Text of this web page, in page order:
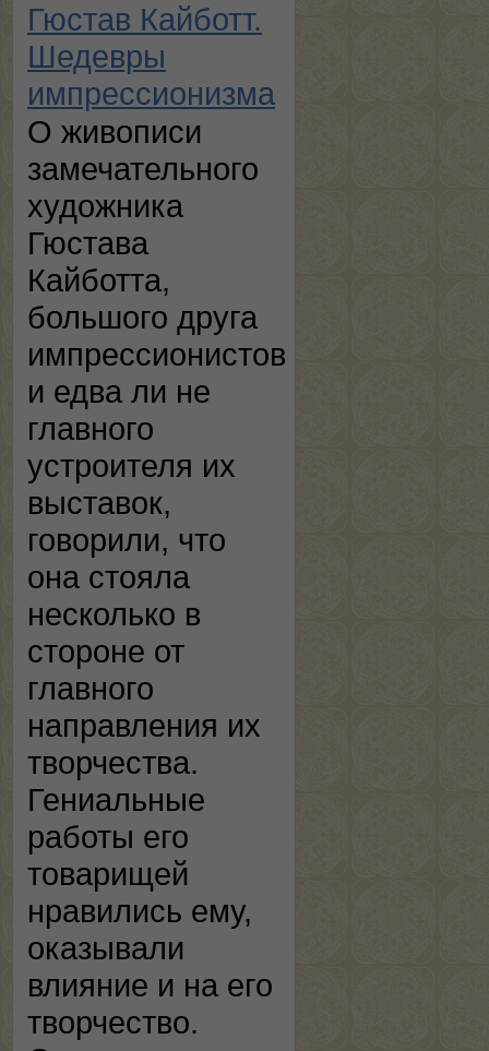
Гюстав Кайботт.
Шедевры
импрессионизма
О живописи
замечательного
художника
Гюстава
Кайботта,
большого друга
импрессионистов
и едва ли не
главного
устроителя их
выставок,
говорили, что
она стояла
несколько в
стороне от
главного
направления их
творчества.
Гениальные
работы его
товарищей
нравились ему,
оказывали
влияние и на его
творчество.